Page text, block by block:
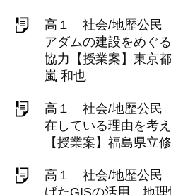
高１ 社会/地歴公民
アダムの建設をめぐ
協力【授業案】東京
嵐 和也
高１ 社会/地歴公民
在している理由を考
【授業案】福島県
高１ 社会/地歴公民
げたGISの活用 地理